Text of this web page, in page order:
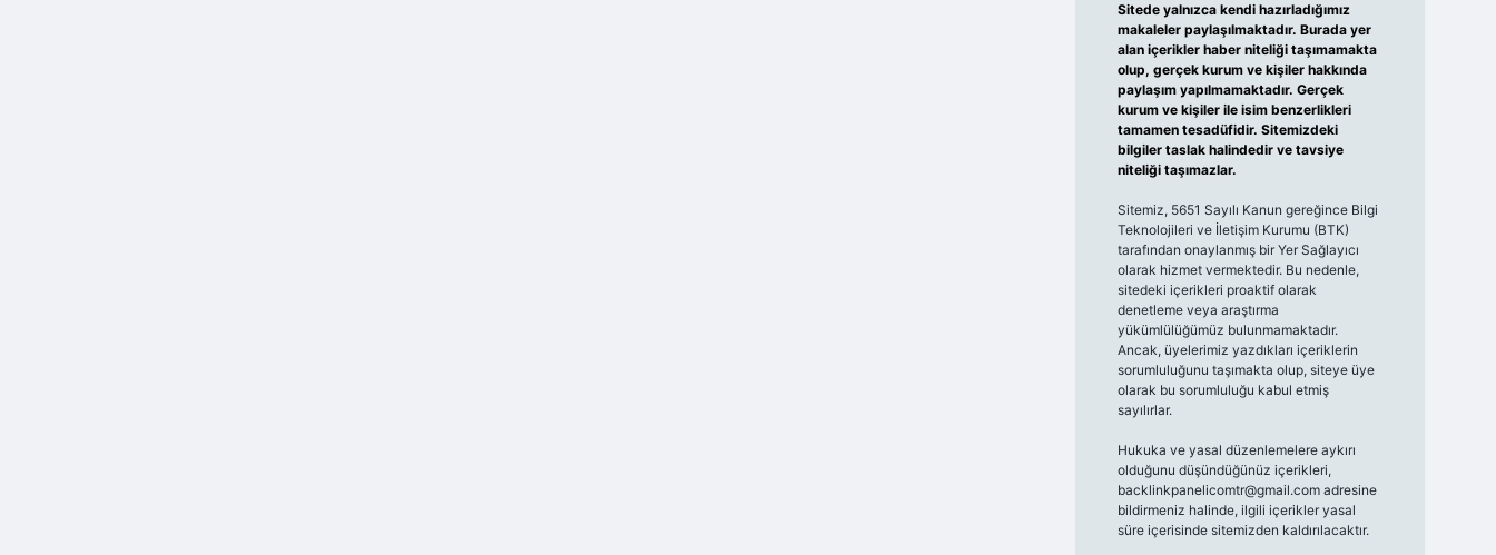
Sitede yalnızca kendi hazırladığımız
makaleler paylaşılmaktadır. Burada yer
alan içerikler haber niteliği taşımamakta
olup, gerçek kurum ve kişiler hakkında
paylaşım yapılmamaktadır. Gerçek
kurum ve kişiler ile isim benzerlikleri
tamamen tesadüfidir. Sitemizdeki
bilgiler taslak halindedir ve tavsiye
niteliği taşımazlar.
Sitemiz, 5651 Sayılı Kanun gereğince Bilgi
Teknolojileri ve İletişim Kurumu (BTK)
tarafından onaylanmış bir Yer Sağlayıcı
olarak hizmet vermektedir. Bu nedenle,
sitedeki içerikleri proaktif olarak
denetleme veya araştırma
yükümlülüğümüz bulunmamaktadır.
Ancak, üyelerimiz yazdıkları içeriklerin
sorumluluğunu taşımakta olup, siteye üye
olarak bu sorumluluğu kabul etmiş
sayılırlar.
Hukuka ve yasal düzenlemelere aykırı
olduğunu düşündüğünüz içerikleri,
backlinkpanelicomtr@gmail.comadresine
bildirmeniz halinde, ilgili içerikler yasal
süre içerisinde sitemizden kaldırılacaktır.